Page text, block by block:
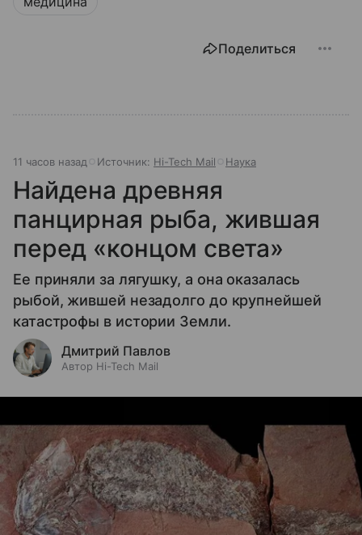
Поделиться
11 часов назад Источник: Hi-Tech Mail Наука
Найдена древняя
панцирная рыба, жившая
перед «концом света»
Ее приняли за лягушку, а она оказалась
рыбой, жившей незадолго до крупнейшей
катастрофы в истории Земли.
Дмитрий Павлов
Автор Hi-Tech Mail